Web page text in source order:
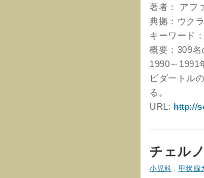
著者： アフ
典拠：ウク
キーワード
概要：309
1990～1991
ビダートル
る。
URL: http://
チェル
小児科 , 甲状腺